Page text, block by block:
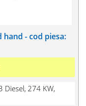
hand - cod piesa:
Diesel, 274 KW,